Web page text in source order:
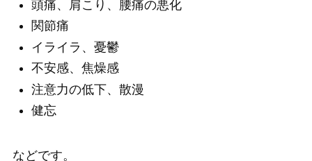
頭痛、肩こり、腰痛の悪化
関節痛
イライラ、憂鬱
不安感、焦燥感
注意力の低下、散漫
健忘
などです。